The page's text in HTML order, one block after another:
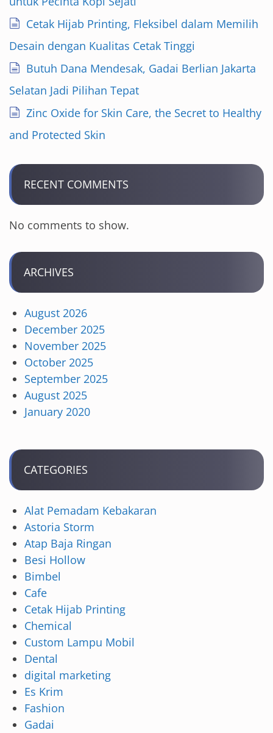
Cetak Hijab Printing, Fleksibel dalam Memilih
Desain dengan Kualitas Cetak Tinggi
Butuh Dana Mendesak, Gadai Berlian Jakarta
Selatan Jadi Pilihan Tepat
Zinc Oxide for Skin Care, the Secret to Healthy
and Protected Skin
RECENT COMMENTS
No comments to show.
ARCHIVES
August 2026
December 2025
November 2025
October 2025
September 2025
August 2025
January 2020
CATEGORIES
Alat Pemadam Kebakaran
Astoria Storm
Atap Baja Ringan
Besi Hollow
Bimbel
Cafe
Cetak Hijab Printing
Chemical
Custom Lampu Mobil
Dental
digital marketing
Es Krim
Fashion
Gadai